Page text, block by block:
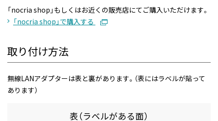
「nocria shop」もしくはお近くの販売店にてご購入いただけます。
「nocria shop」で購入する
取り付け方法
無線LANアダプターは表と裏があります。（表にはラベルが貼って
あります）
表（ラベルがある面）